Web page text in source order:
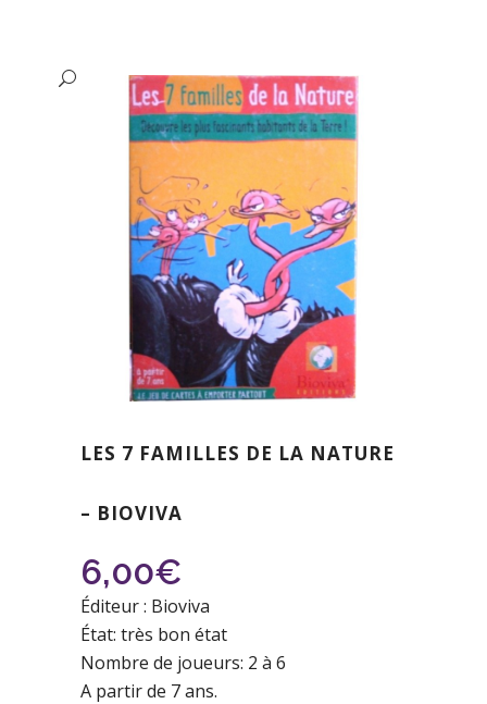
LES 7 FAMILLES DE LA NATURE
– BIOVIVA
6,00€
Éditeur : Bioviva
État: très bon état
Nombre de joueurs: 2 à 6
A partir de 7 ans.